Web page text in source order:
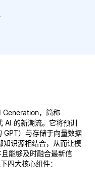
，简称
AI 的新潮流。它将预训
GPT）与存储于向量数据
知识源相结合，从而让模
能够及时融合最新信
四大核心组件：